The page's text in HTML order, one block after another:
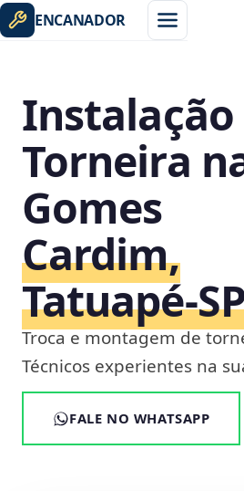
ENCANADOR
Instalação
Torneira
Gomes
Cardim,
Troca e montagem de
Técnicos experientes na
FALE NO WHATSAPP